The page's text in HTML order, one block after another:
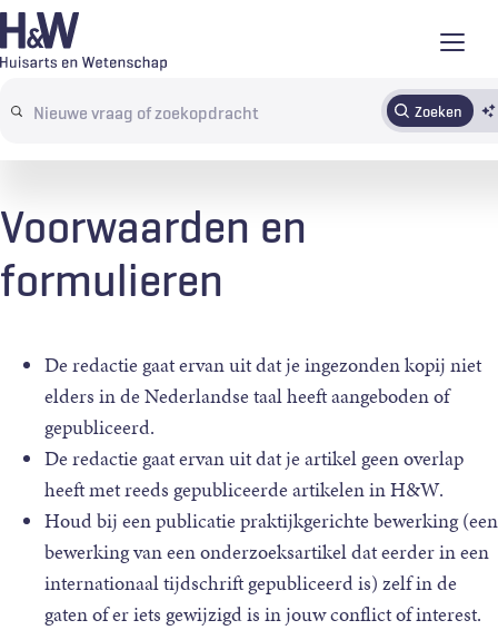
Overslaan
en
de Search
terms
Zoeken
AbonnerenTijdschrift Inloggen
Voorwaarden en
formulieren
De redactie gaat ervan uit dat je ingezonden kopij niet
elders in de Nederlandse taal heeft aangeboden of
gepubliceerd.
De redactie gaat ervan uit dat je artikel geen overlap
heeft met reeds gepubliceerde artikelen in H&W.
Houd bij een publicatie praktijkgerichte bewerking (een
bewerking van een onderzoeksartikel dat eerder in een
internationaal tijdschrift gepubliceerd is) zelf in de
gaten of er iets gewijzigd is in jouw conflict of interest.